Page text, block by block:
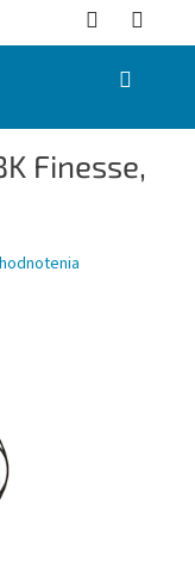
NÁKUPNÝ
Finesse,